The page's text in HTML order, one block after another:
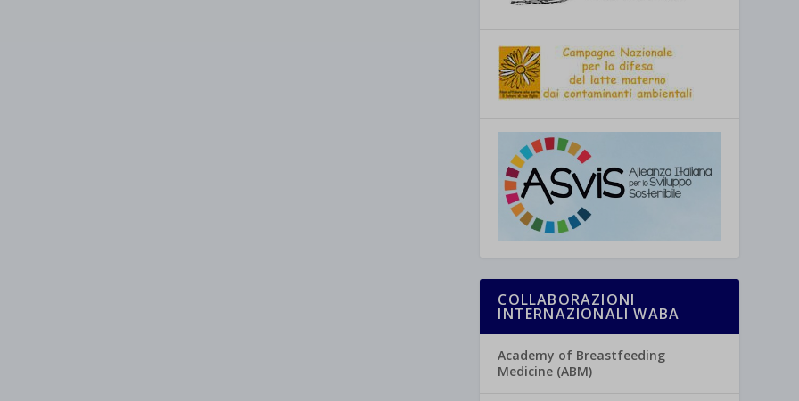
COLLABORAZIONI
INTERNAZIONALI WABA
Academy of Breastfeeding
Medicine (ABM)